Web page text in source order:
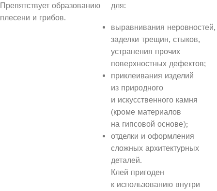
Препятствует образованию
плесени и грибов.
для:
выравнивания неровностей,
заделки трещин, стыков,
устранения прочих
поверхностных дефектов;
приклеивания изделий
из природного
и искусственного камня
(кроме материалов
на гипсовой основе);
отделки и оформления
сложных архитектурных
деталей.
Клей пригоден
к использованию внутри